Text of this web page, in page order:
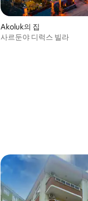
Akoluk의 집
사르둔야 디럭스 빌라